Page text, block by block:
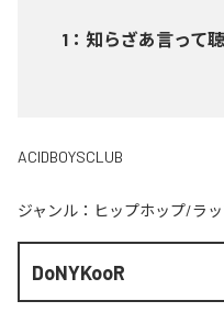
1 ： 知らざあ言って
ACIDBOYSCLUB
ジャンル： ヒップホップ/ラ
DoNYKooR